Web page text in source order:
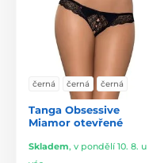
černá černá černá
Tanga Obsessive
Miamor otevřené
Skladem, v pondělí 10. 8. u